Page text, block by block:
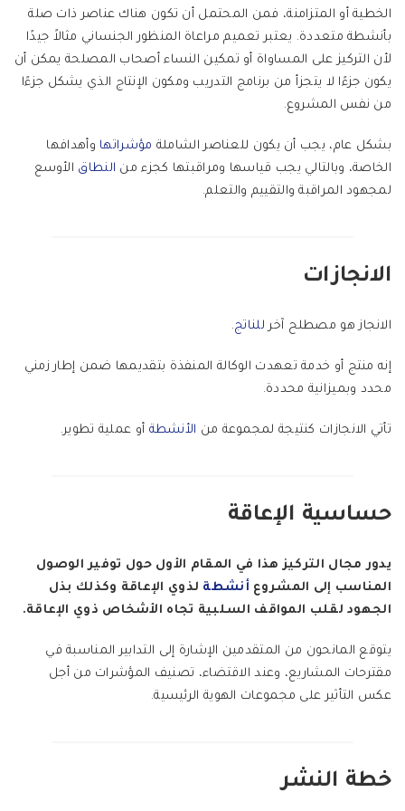
الخطية أو المتزامنة، فمن المحتمل أن تكون هناك عناصر ذات صلة
بأنشطة متعددة. يعتبر تعميم مراعاة المنظور الجنساني مثالاً جيدًا
لأن التركيز على المساواة أو تمكين النساء أصحاب المصلحة يمكن أن
يكون جزءًا لا يتجزأ من برنامج التدريب ومكون الإنتاج الذي يشكل جزءًا
من نفس المشروع.
بشكل عام، يجب أن يكون للعناصر الشاملة مؤشراتها وأهدافها
الخاصة، وبالتالي يجب قياسها ومراقبتها كجزء من النطاق الأوسع
لمجهود المراقبة والتقييم والتعلم.
الانجازات
الانجاز هو مصطلح آخر للناتج.
إنه منتج أو خدمة تعهدت الوكالة المنفذة بتقديمها ضمن إطار زمني
محدد وبميزانية محددة.
تأتي الانجازات كنتيجة لمجموعة من الأنشطة أو عملية تطوير.
حساسية الإعاقة
يدور مجال التركيز هذا في المقام الأول حول توفير الوصول
المناسب إلى المشروع أنشطة لذوي الإعاقة وكذلك بذل
الجهود لقلب المواقف السلبية تجاه الأشخاص ذوي الإعاقة.
يتوقع المانحون من المتقدمين الإشارة إلى التدابير المناسبة في
مقترحات المشاريع، وعند الاقتضاء، تصنيف المؤشرات من أجل
عكس التأثير على مجموعات الهوية الرئيسية.
خطة النشر